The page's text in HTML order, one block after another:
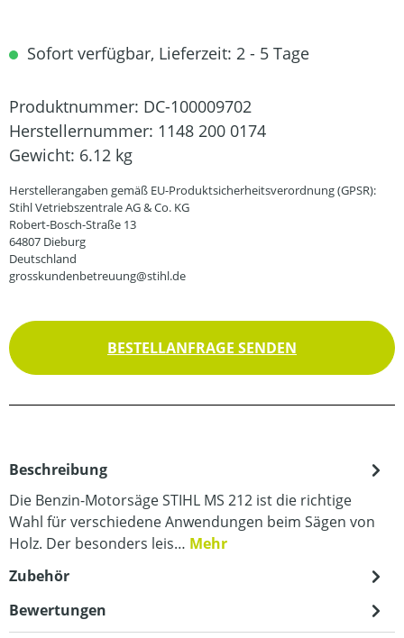
Sofort verfügbar, Lieferzeit: 2 - 5 Tage
Produktnummer: DC-100009702
Herstellernummer: 1148 200 0174
Gewicht: 6.12 kg
Herstellerangaben gemäß EU-Produktsicherheitsverordnung (GPSR):
Stihl Vetriebszentrale AG & Co. KG
Robert-Bosch-Straße 13
64807 Dieburg
Deutschland
grosskundenbetreuung@stihl.de
BESTELLANFRAGE SENDEN
Beschreibung
Die Benzin-Motorsäge STIHL MS 212 ist die richtige
Wahl für verschiedene Anwendungen beim Sägen von
Holz. Der besonders leis… Mehr
Zubehör
Bewertungen